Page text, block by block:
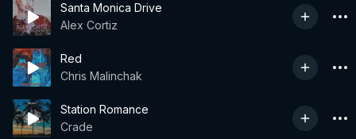
Santa Monica Drive
Alex Cortiz
Red
Chris Malinchak
Station Romance
Crade